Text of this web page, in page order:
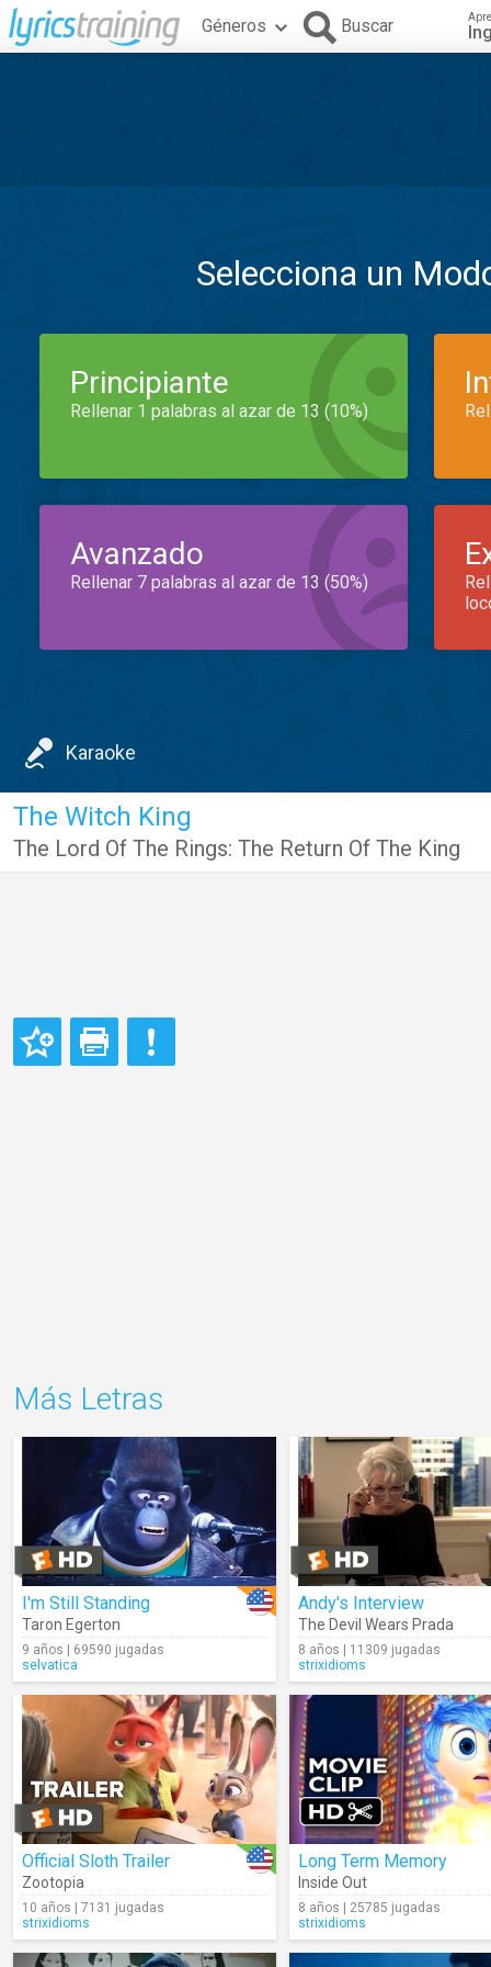
Géneros Buscar
Selecciona un
Principiante
Rellenar 1 palabras al azar de 13 (10%)
Avanzado
Rellenar 7 palabras al azar de 13 (50%)
Karaoke
The Witch King
The Lord Of The Rings: The Return Of The King
Más Letras
I'm Still Standing
Taron Egerton
9 años | 69590 jugadas
selvatica
Andy's Interview
The Devil Wears Prada
8 años | 11309 jugadas
strixidioms
Official Sloth Trailer
Zootopia
10 años | 7131 jugadas
strixidioms
Long Term Memory
Inside Out
8 años | 25785 jugadas
strixidioms